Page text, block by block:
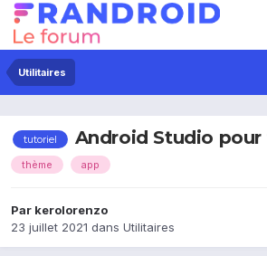
Utilitaires
tutoriel Android Studio pour
thème app
Par kerolorenzo
23 juillet 2021 dans Utilitaires